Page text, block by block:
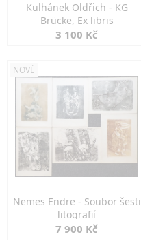
Kulhánek Oldřich - KG
Brücke, Ex libris
3 100 Kč
NOVÉ
Nemes Endre - Soubor šesti
litografií
7 900 Kč